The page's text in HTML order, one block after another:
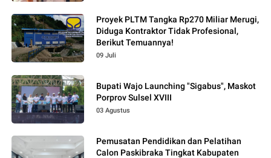
Proyek PLTM Tangka Rp270 Miliar Merugi,
Diduga Kontraktor Tidak Profesional,
Berikut Temuannya!
09 Juli
Bupati Wajo Launching "Sigabus", Maskot
Porprov Sulsel XVIII
03 Agustus
Pemusatan Pendidikan dan Pelatihan
Calon Paskibraka Tingkat Kabupaten